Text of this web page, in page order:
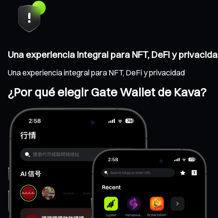
Una experiencia integral para NFT, DeFi y
Una experiencia integral para NFT, DeFi y privacidad
¿Por qué elegir Gate Wallet de Kava?